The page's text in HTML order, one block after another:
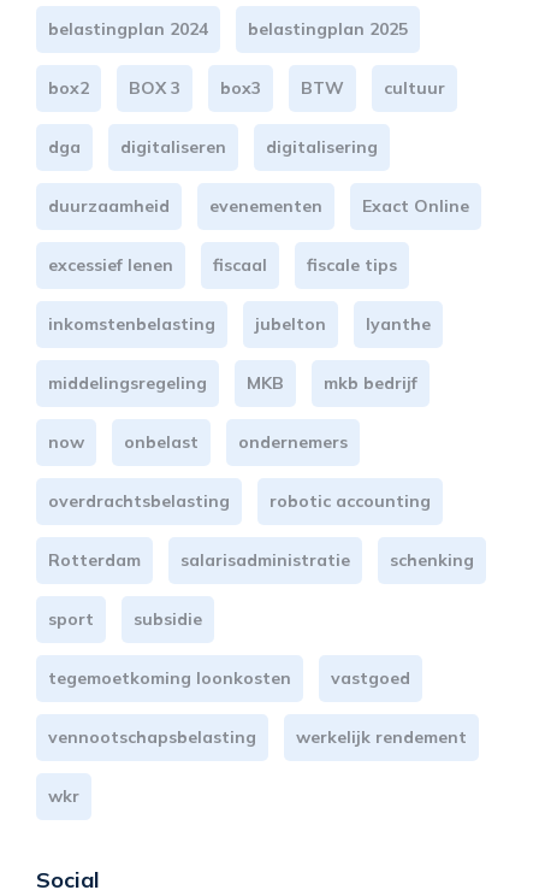
belastingplan 2024 belastingplan 2025
box2 BOX 3 box3 BTW cultuur
dga digitaliseren digitalisering
duurzaamheid evenementen Exact Online
excessief lenen fiscaal fiscale tips
inkomstenbelasting jubelton lyanthe
middelingsregeling MKB mkb bedrijf
now onbelast ondernemers
overdrachtsbelasting robotic accounting
Rotterdam salarisadministratie schenking
sport subsidie
tegemoetkoming loonkosten vastgoed
vennootschapsbelasting werkelijk rendement
wkr
Social